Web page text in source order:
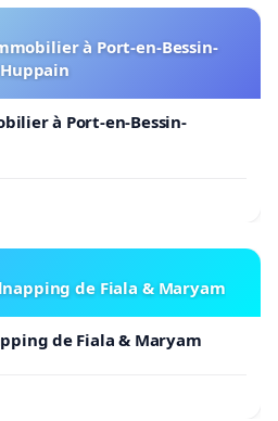
à Port-en-Bessin-
Huppain
à Port-en-Bessin-
de Fiala & Maryam
de Fiala & Maryam